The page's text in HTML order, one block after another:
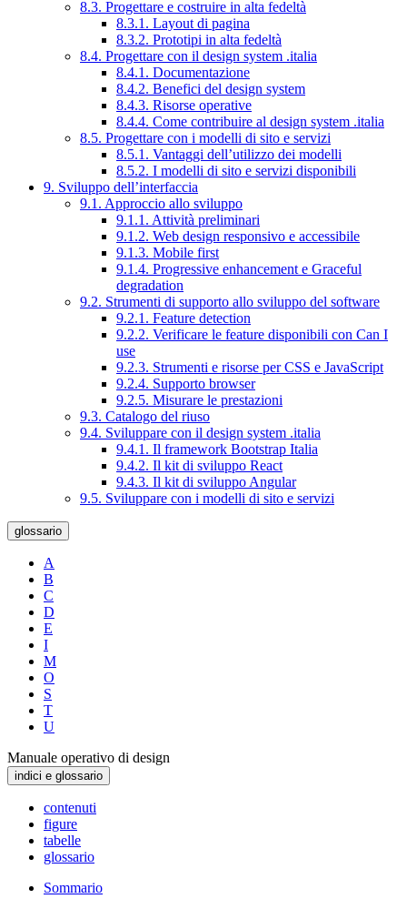
8.3. Progettare e costruire in alta fedeltà
8.3.1. Layout di pagina
8.3.2. Prototipi in alta fedeltà
8.4. Progettare con il design system .italia
8.4.1. Documentazione
8.4.2. Benefici del design system
8.4.3. Risorse operative
8.4.4. Come contribuire al design system .italia
8.5. Progettare con i modelli di sito e servizi
8.5.1. Vantaggi dell’utilizzo dei modelli
8.5.2. I modelli di sito e servizi disponibili
9. Sviluppo dell’interfaccia
9.1. Approccio allo sviluppo
9.1.1. Attività preliminari
9.1.2. Web design responsivo e accessibile
9.1.3. Mobile first
9.1.4. Progressive enhancement e Graceful
degradation
9.2. Strumenti di supporto allo sviluppo del software
9.2.1. Feature detection
9.2.2. Verificare le feature disponibili con Can I
use
9.2.3. Strumenti e risorse per CSS e JavaScript
9.2.4. Supporto browser
9.2.5. Misurare le prestazioni
9.3. Catalogo del riuso
9.4. Sviluppare con il design system .italia
9.4.1. Il framework Bootstrap Italia
9.4.2. Il kit di sviluppo React
9.4.3. Il kit di sviluppo Angular
9.5. Sviluppare con i modelli di sito e servizi
glossario
A
B
C
D
E
I
M
O
S
T
U
Manuale operativo di design
indici e glossario
contenuti
figure
tabelle
glossario
Sommario